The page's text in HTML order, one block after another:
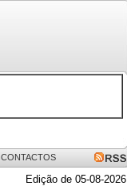
CONTACTOS
Edição de 05-08-2026